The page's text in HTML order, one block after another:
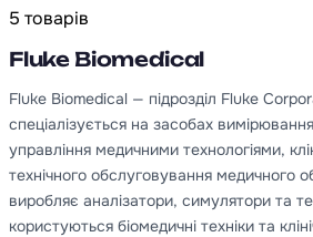
5 товарів
Fluke Biomedical
Fluke Biomedical — підрозділ Fluke
спеціалізується на засобах
управління медичними технологіями,
технічного обслуговування медичного
виробляє аналізатори, симулятори та
користуються біомедичні техніки та